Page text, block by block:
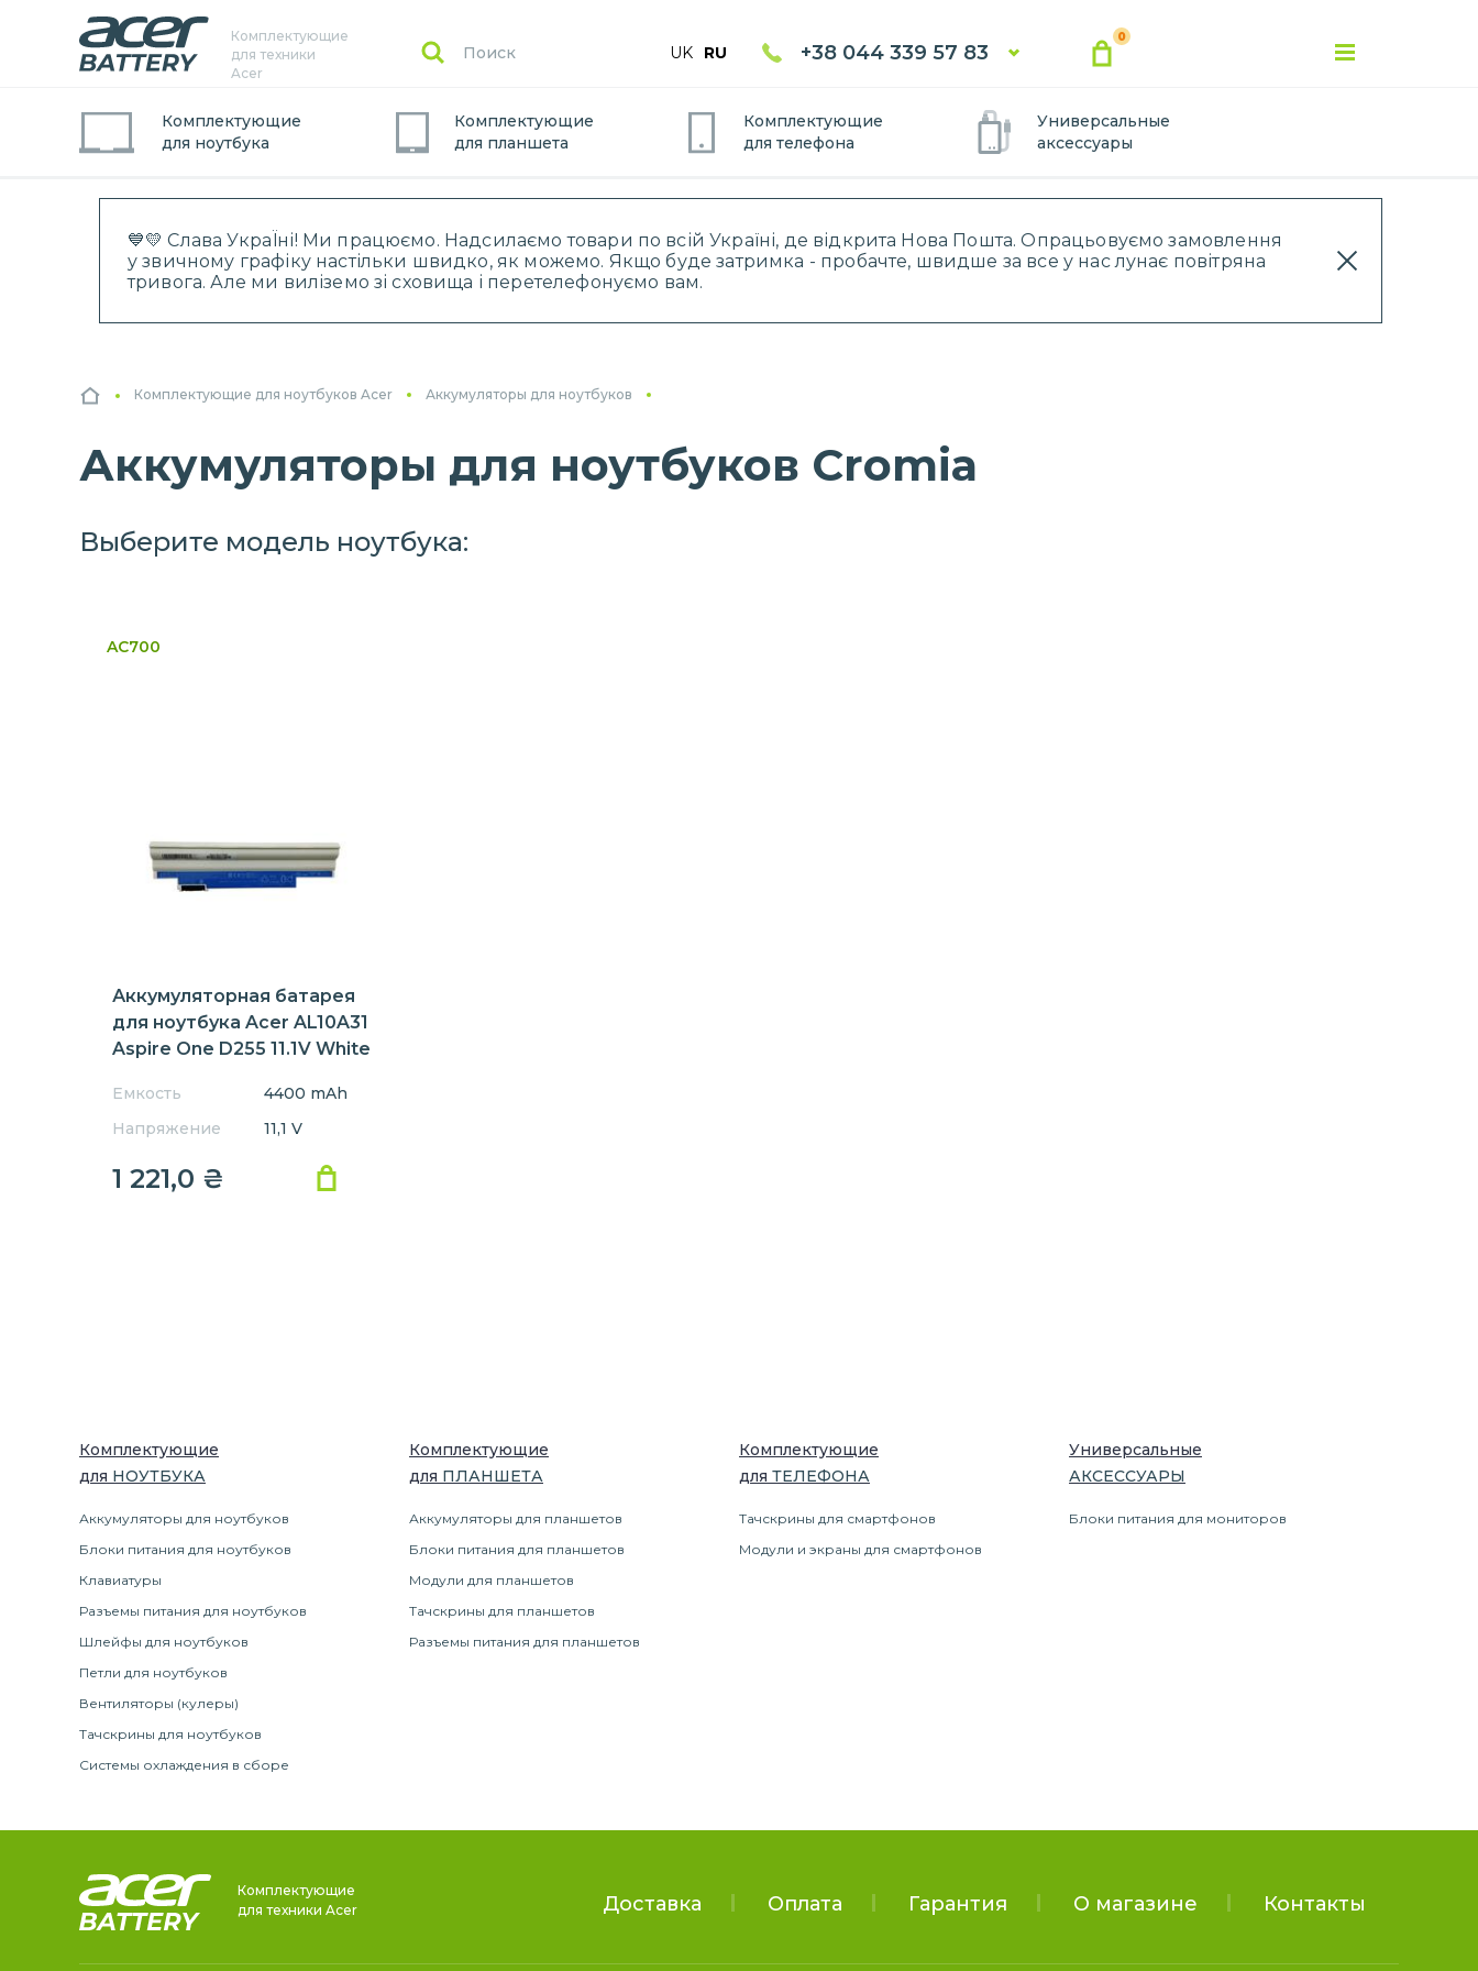
💙💛 Слава УкраЇні! Ми працюємо. Надсилаємо товари по всій Україні, де відкрита Нова Пошта. Опрацьовуємо замовлення
у звичному графіку настільки швидко, як можемо. Якщо буде затримка - пробачте, швидше за все у нас лунає повітряна
тривога. Але ми виліземо зі сховища і перетелефонуємо вам.
Комплектующие
для техники
Acer
UK RU +38 044 339 57 83
0
Комплектующие
для ноутбука
Комплектующие
для планшета
Комплектующие
для телефона
Универсальные
аксессуары
Комплектующие для ноутбуков Acer Аккумуляторы для ноутбуков
Аккумуляторы для ноутбуков Cromia
Выберите модель ноутбука:
AC700
Аккумуляторная батарея
для ноутбука Acer AL10A31
Aspire One D255 11.1V White
Емкость
4400 mAh
Напряжение
11,1 V
1 221,0 ₴
Комплектующие
для НОУТБУКА
Аккумуляторы для ноутбуков
Блоки питания для ноутбуков
Клавиатуры
Разъемы питания для ноутбуков
Шлейфы для ноутбуков
Петли для ноутбуков
Вентиляторы (кулеры)
Тачскрины для ноутбуков
Системы охлаждения в сборе
Комплектующие
для ПЛАНШЕТА
Аккумуляторы для планшетов
Блоки питания для планшетов
Модули для планшетов
Тачскрины для планшетов
Разъемы питания для планшетов
Комплектующие
для ТЕЛЕФОНА
Тачскрины для смартфонов
Модули и экраны для смартфонов
Универсальные
АКСЕССУАРЫ
Блоки питания для мониторов
Комплектующие
для техники Acer
Доставка Оплата Гарантия О магазине Контакты